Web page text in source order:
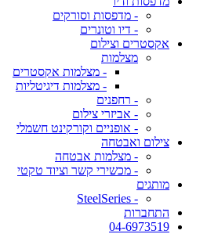
- מדפסות וסורקים
- דיו וטונרים
אקסטרים וצילום
מצלמות
- מצלמות אקסטרים
- מצלמות דיגיטליות
- רחפנים
- אביזרי צילום
- אופניים וקורקינט חשמלי
צילום ואבטחה
- מצלמות אבטחה
- מכשירי קשר וציוד טקטי
מותגים
- SteelSeries
התחברות
04-6973519